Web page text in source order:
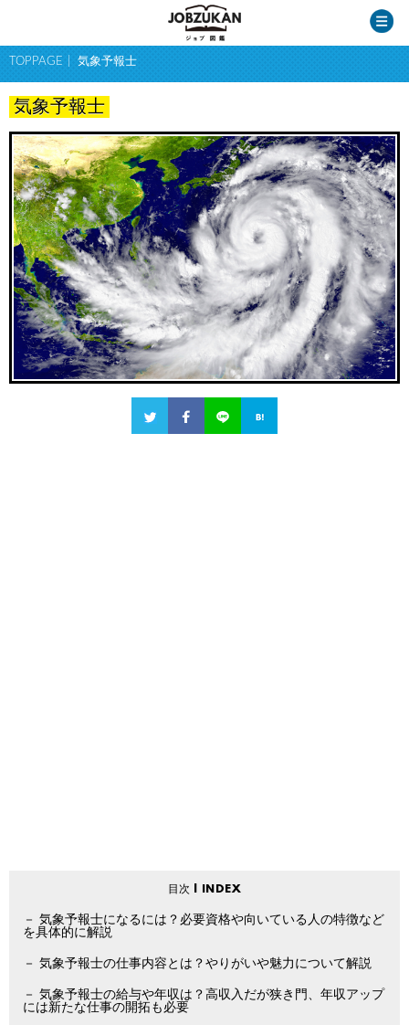
TOPPAGE 気象予報士
気象予報士
気象予報士になるには？必要資格や向いている人の特徴など
を具体的に解説
気象予報士の仕事内容とは？やりがいや魅力について解説
気象予報士の給与や年収は？高収入だが狭き門、年収アップ
には新たな仕事の開拓も必要